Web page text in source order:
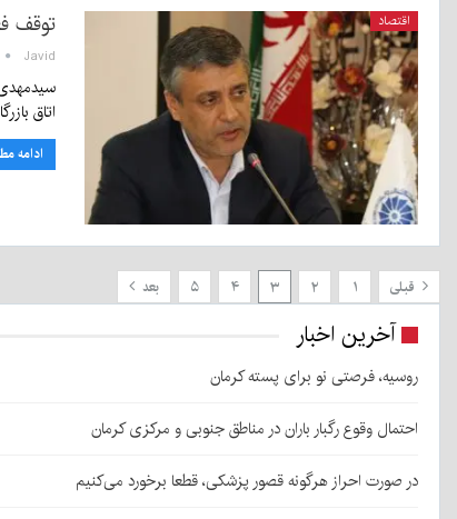
اقتصاد توقف
Javid
اتاق
ادامه
قبلی ۱ ۲ ۳ ۴ ۵ بعد
آخرین اخبار
روسیه، فرصتی نو برای پسته کرمان
احتمال وقوع رگبار باران در مناطق جنوبی و مرکزی کرمان
در صورت احراز هرگونه قصور پزشکی، قطعا برخورد می‌کنیم